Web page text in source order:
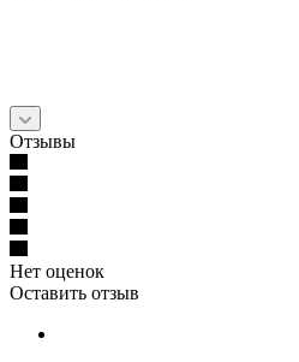
Отзывы
Нет оценок
Оставить отзыв